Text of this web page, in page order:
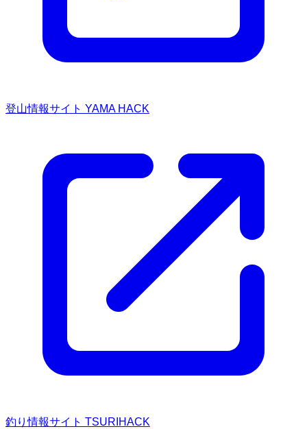
登山情報サイト YAMA HACK
釣り情報サイト TSURIHACK